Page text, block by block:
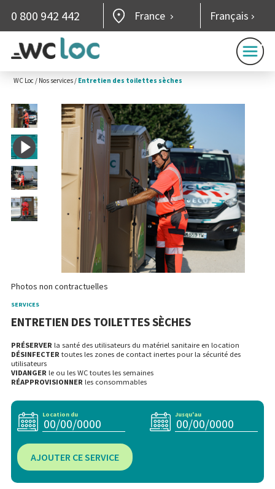
0 800 942 442 France Français
WC Loc / Nos services / Entretien des toilettes sèches
Photos non contractuelles
SERVICES
ENTRETIEN DES TOILETTES SÈCHES
PRÉSERVER la santé des utilisateurs du matériel sanitaire en location
DÉSINFECTER toutes les zones de contact inertes pour la sécurité des
utilisateurs
VIDANGER le ou les WC toutes les semaines
RÉAPPROVISIONNER les consommables
Location du Jusqu'au
AJOUTER CE SERVICE